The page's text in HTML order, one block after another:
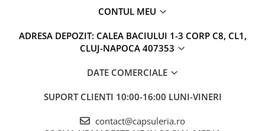
CONTUL MEU
ADRESA DEPOZIT: CALEA BACIULUI 1-3 CORP C8, CL1,
CLUJ-NAPOCA 407353
DATE COMERCIALE
SUPORT CLIENTI 10:00-16:00 LUNI-VINERI
contact@capsuleria.ro